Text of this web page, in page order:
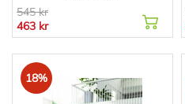
545 kr
463 kr
18%